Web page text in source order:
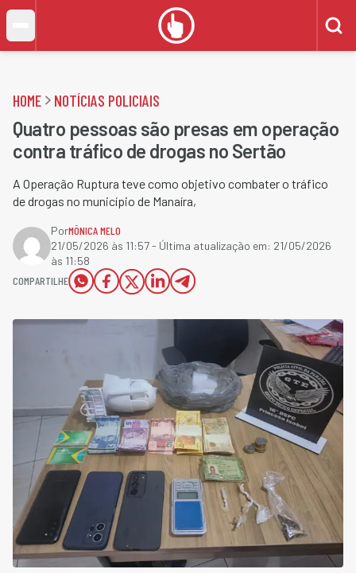
HOME NOTÍCIAS POLICIAIS
Quatro pessoas são presas em operação
contra tráfico de drogas no Sertão
A Operação Ruptura teve como objetivo combater o tráfico
de drogas no município de Manaíra,
PorMÔNICA MELO
21/05/2026 às 11:57- Última atualização em: 21/05/2026
às 11:58
COMPARTILHE